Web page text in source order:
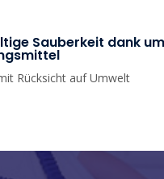
Sauberkeit dank
Rücksicht auf Umwelt